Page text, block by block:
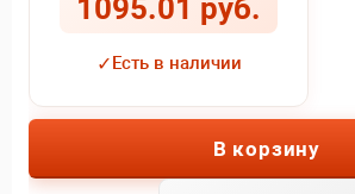
1095.01 руб.
✓Есть в наличии
В корзину